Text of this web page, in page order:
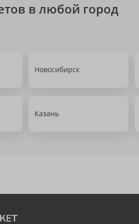
в любой город
Новосибирск
Казань